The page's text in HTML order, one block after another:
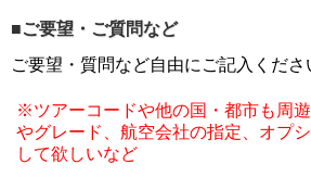
■ご要望・ご質問など
ご要望・質問など自由にご記入くださ
※ツアーコードや他の国・都市も周
やグレード、航空会社の指定、オプ
して欲しいなど